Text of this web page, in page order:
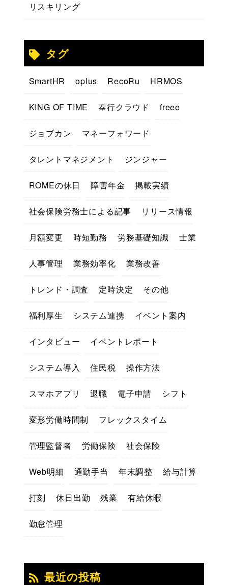
リスキリング
タグ
SmartHR oplus RecoRu HRMOS
KING OF TIME 奉行クラウド freee
ジョブカン マネーフォワード
タレントマネジメント ジンジャー
ROMEの休日 障害年金 掲載実績
社会保険労務士による記事 リリース情報
月額変更 時短勤務 労務基礎知識 士業
人事管理 業務効率化 業務改善
トレンド・調査 定時決定 その他
福利厚生 システム連携 イベント案内
インタビュー イベントレポート
システム導入 住民税 操作方法
スマホアプリ 退職 電子申請 シフト
変形労働時間制 フレックスタイム
管理監督者 労働保険 社会保険
Web明細 通勤手当 年末調整 給与計算
打刻 休日出勤 残業 有給休暇
勤怠管理
最近の投稿